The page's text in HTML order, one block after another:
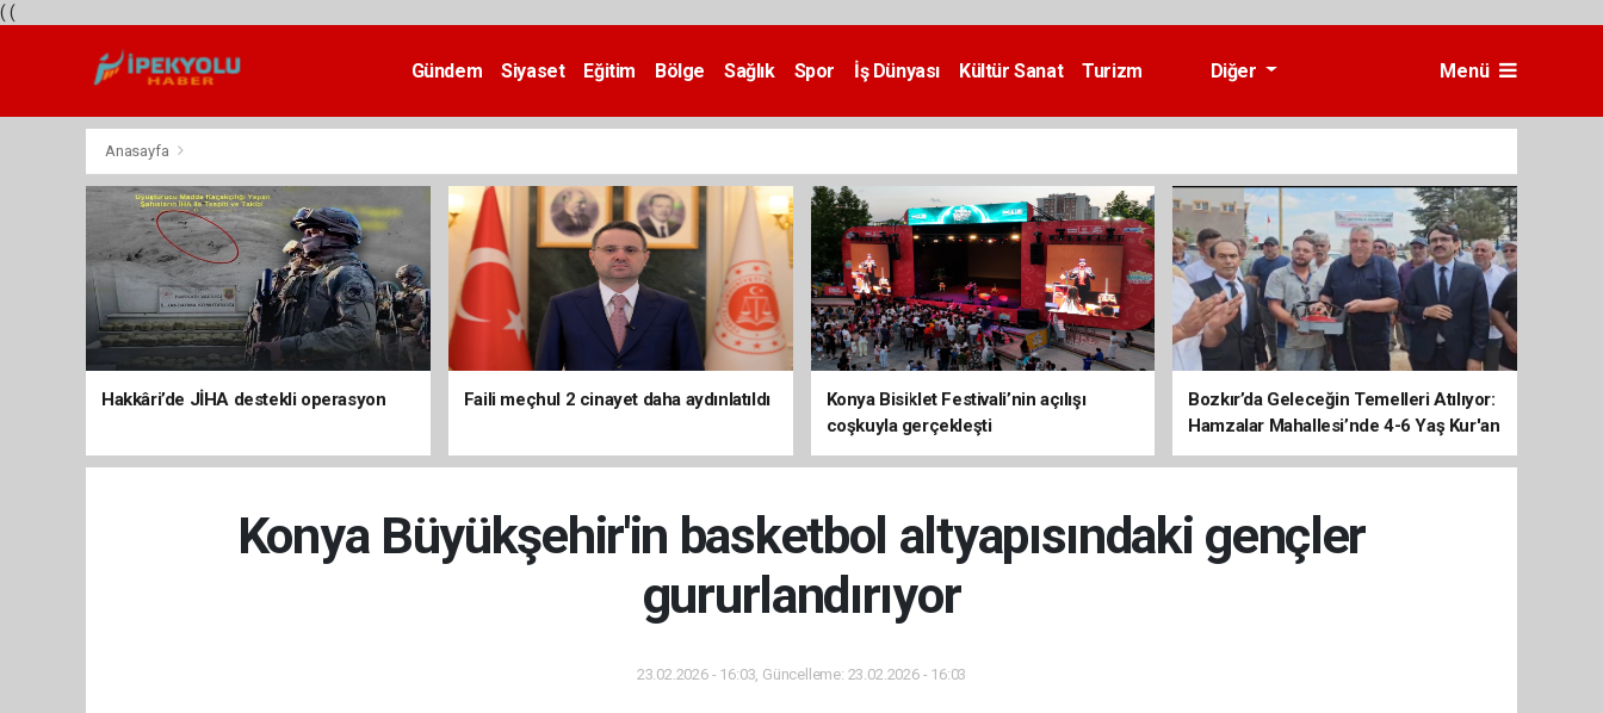
( (
Gündem Siyaset Eğitim Bölge Sağlık Spor İş Dünyası Kültür Sanat
Turizm
Diğer Menü
Anasayfa
Hakkâri’de JİHA destekli operasyon Faili meçhul 2 cinayet daha aydınlatıldı
Konya Bisiklet Festivali’nin açılışı
coşkuyla gerçekleşti
Bozkır’da Geleceğin Temelleri Atılıyor:
Hamzalar Mahallesi’nde 4-6 Yaş Kur'an
Kursu İnşaatı Başladı
Konya Büyükşehir'in basketbol altyapısındaki gençler
gururlandırıyor
23.02.2026 - 16:03, Güncelleme: 23.02.2026 - 16:03